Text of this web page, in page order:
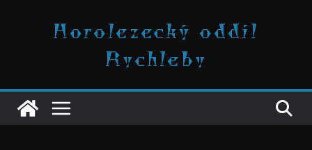
Horolezecký oddíl
Rychleby